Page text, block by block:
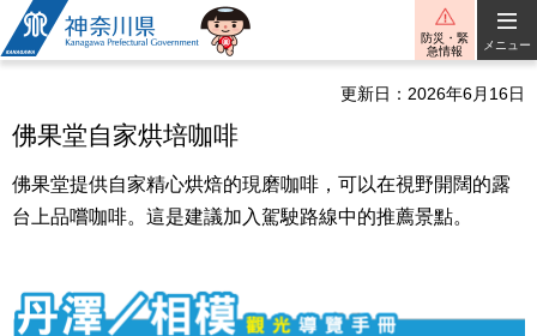
神奈川県
防災・緊
急情報
メニュー
更新日：2026年6月16日
佛果堂自家烘培咖啡
佛果堂提供自家精心烘焙的現磨咖啡，可以在視野開闊的露
台上品嚐咖啡。這是建議加入駕駛路線中的推薦景點。